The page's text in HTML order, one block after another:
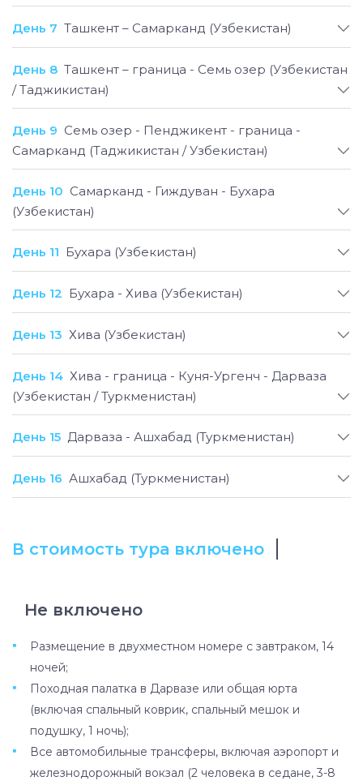
День 7 Ташкент – Самарканд (Узбекистан)
День 8 Ташкент – граница - Семь озер (Узбекистан
/ Таджикистан)
День 9 Семь озер - Пенджикент - граница -
Самарканд (Таджикистан / Узбекистан)
День 10 Самарканд - Гиждуван - Бухара
(Узбекистан)
День 11 Бухара (Узбекистан)
День 12 Бухара - Хива (Узбекистан)
День 13 Хива (Узбекистан)
День 14 Хива - граница - Куня-Ургенч - Дарваза
(Узбекистан / Туркменистан)
День 15 Дарваза - Ашхабад (Туркменистан)
День 16 Ашхабад (Туркменистан)
В стоимость тура включено
Не включено
Размещение в двухместном номере с завтраком, 14
ночей;
Походная палатка в Дарвазе или общая юрта
(включая спальный коврик, спальный мешок и
подушку, 1 ночь);
Все автомобильные трансферы, включая аэропорт и
железнодорожный вокзал (2 человека в седане, 3-8